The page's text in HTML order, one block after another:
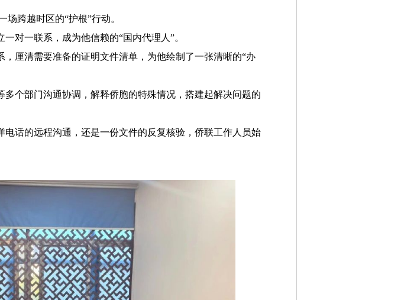
跨越时区的“护根”行动。
对一联系，成为他信赖的“国内代理人”。
厘清需要准备的证明文件清单，为他绘制了一张清晰的“办
多个部门沟通协调，解释侨胞的特殊情况，搭建起解决问题的
电话的远程沟通，还是一份文件的反复核验，侨联工作人员始